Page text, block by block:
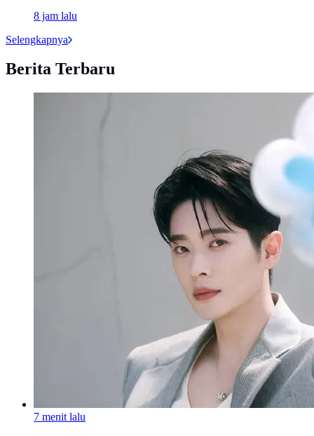
8 jam lalu
Selengkapnya
Berita Terbaru
7 menit lalu